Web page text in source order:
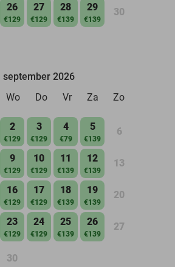
26
€129
27
€129
28
€139
29
€139
30
september 2026
Wo Do Vr Za Zo
2
€129
3
€129
4
€79
5
€139
6
9
€129
10
€129
11
€139
12
€139
13
16
€129
17
€129
18
€139
19
€139
20
23
€129
24
€129
25
€139
26
€139
27
30